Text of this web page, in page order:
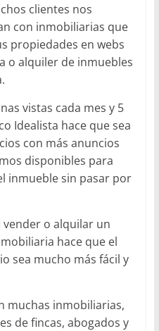
clientes nos
con inmobiliarias que
propiedades en webs
o alquiler de inmuebles
vistas cada mes y 5
Idealista hace que sea
con más anuncios
disponibles para
inmueble sin pasar por
o alquilar un
hace que el
sea mucho más fácil y
muchas inmobiliarias,
de fincas, abogados y